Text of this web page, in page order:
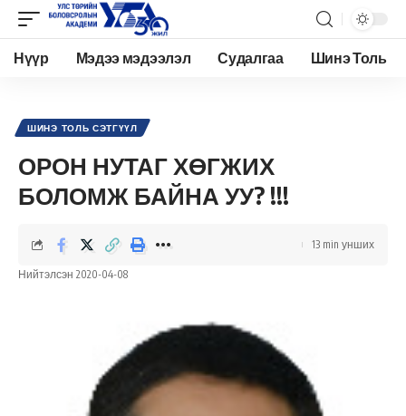
Нүүр Мэдээ мэдээлэл Судалгаа Шинэ Толь
ШИНЭ ТОЛЬ СЭТГҮҮЛ
ОРОН НУТАГ ХӨГЖИХ
БОЛОМЖ БАЙНА УУ? !!!
Нийтэлсэн 2020-04-08
13 min унших